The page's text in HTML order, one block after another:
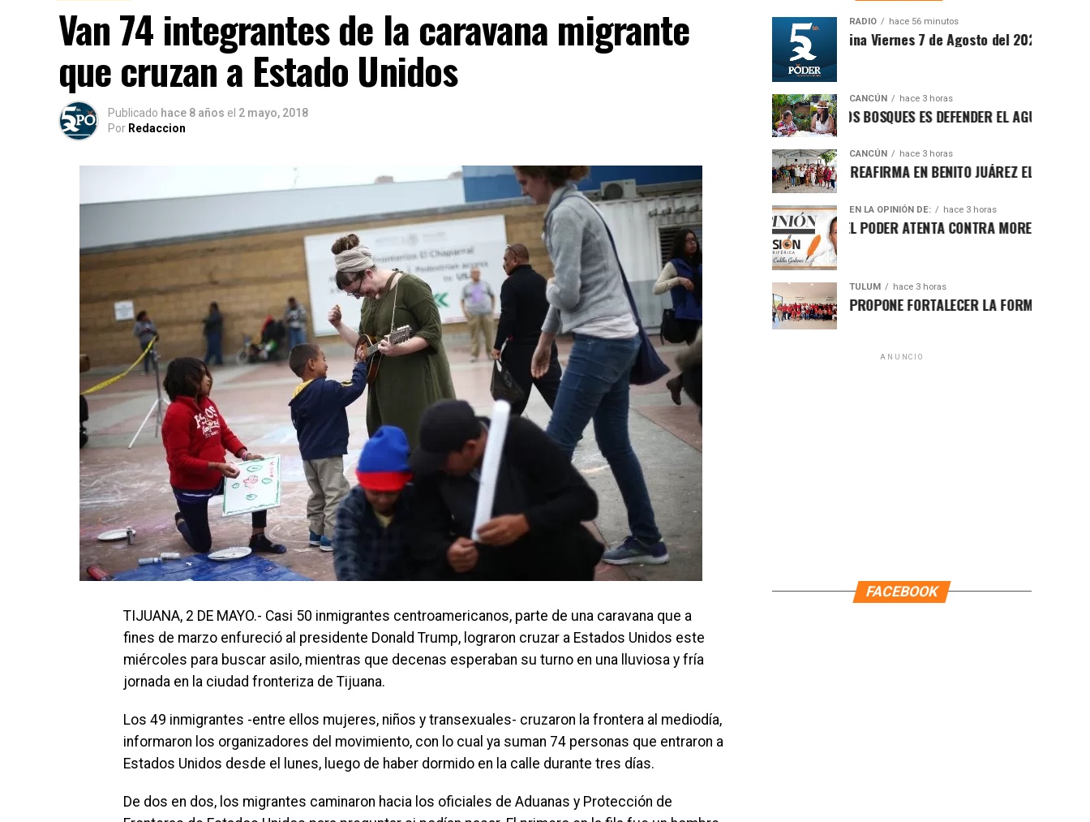
Van 74 integrantes de la caravana migrante
que cruzan a Estado Unidos
Publicado hace 8 años el 2 mayo, 2018
Por Redaccion
TIJUANA, 2 DE MAYO.- Casi 50 inmigrantes centroamericanos, parte de una caravana que a
fines de marzo enfureció al presidente Donald Trump, lograron cruzar a Estados Unidos este
miércoles para buscar asilo, mientras que decenas esperaban su turno en una lluviosa y fría
jornada en la ciudad fronteriza de Tijuana.
Los 49 inmigrantes -entre ellos mujeres, niños y transexuales- cruzaron la frontera al mediodía,
informaron los organizadores del movimiento, con lo cual ya suman 74 personas que entraron a
Estados Unidos desde el lunes, luego de haber dormido en la calle durante tres días.
De dos en dos, los migrantes caminaron hacia los oficiales de Aduanas y Protección de
RADIO hace 56 minutos
Sintesis Matutina Viernes 7 de Agosto del 2026
CANCÚN hace 3 horas
PROTEGER LOS BOSQUES ES DEFENDER EL AGUA Y EL
CANCÚN hace 3 horas
RAFA MARÍN REAFIRMA EN BENITO JUÁREZ EL LLAMADO A
EN LA OPINIÓN DE: hace 3 horas
LUCHA POR EL PODER ATENTA CONTRA MORENA EN Q.ROO
TULUM hace 3 horas
HUGO ALDAY PROPONE FORTALECER LA FORMACIÓN
ANUNCIO
FACEBOOK